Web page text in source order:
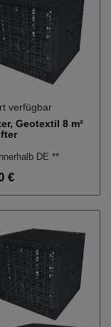
verfügbar
Geotextil 8 m²
DE **
€